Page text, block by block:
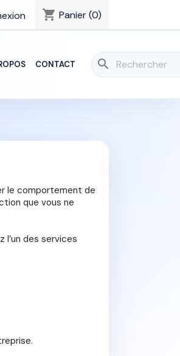
shopping_cart Panier(0)
CONTACT search
le comportement de
que vous ne
des services